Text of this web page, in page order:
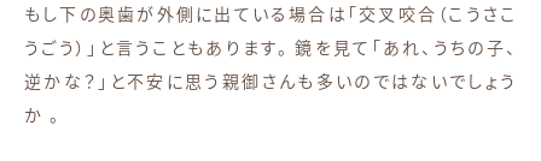
もし下の奥歯が外側に出ている場合は「交叉咬合（こうさこ
うごう）」と言うこともあります。鏡を見て「あれ、うちの子、
逆かな？」と不安に思う親御さんも多いのではないでしょう
か 。